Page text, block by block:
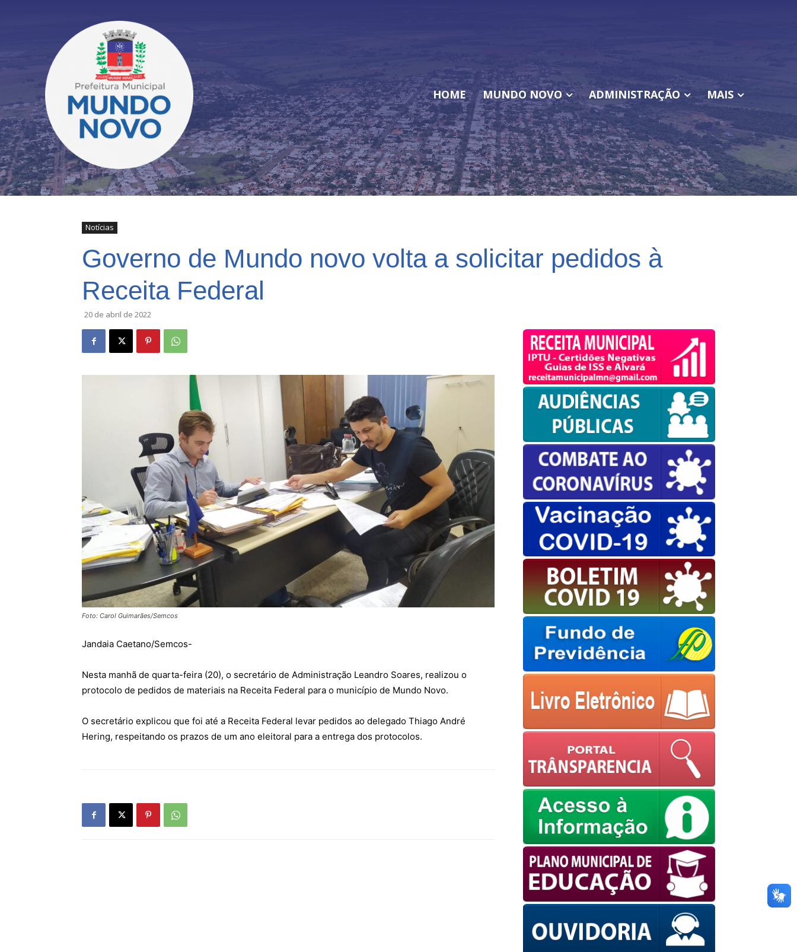
European Commission | Cookies Policy
HOME MUNDO NOVO ADMINISTRAÇÃO MAIS
Notícias
Governo de Mundo novo volta a solicitar pedidos à
Receita Federal
20 de abril de 2022
Foto: Carol Guimarães/Semcos
Jandaia Caetano/Semcos-
Nesta manhã de quarta-feira (20), o secretário de Administração Leandro Soares, realizou o
protocolo de pedidos de materiais na Receita Federal para o município de Mundo Novo.
O secretário explicou que foi até a Receita Federal levar pedidos ao delegado Thiago André
Hering, respeitando os prazos de um ano eleitoral para a entrega dos protocolos.